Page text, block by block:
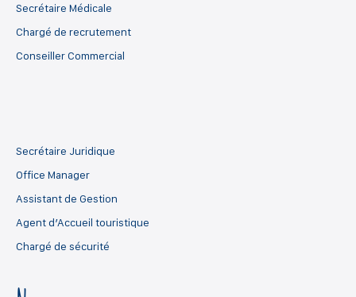
Secrétaire Médicale
Chargé de recrutement
Conseiller Commercial
Secrétaire Juridique
Office Manager
Assistant de Gestion
Agent d’Accueil touristique
Chargé de sécurité